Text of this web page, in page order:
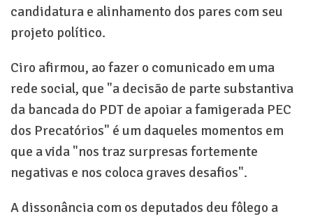
candidatura e alinhamento dos pares com seu
projeto político.
Ciro afirmou, ao fazer o comunicado em uma
rede social, que "a decisão de parte substantiva
da bancada do PDT de apoiar a famigerada PEC
dos Precatórios" é um daqueles momentos em
que a vida "nos traz surpresas fortemente
negativas e nos coloca graves desafios".
A dissonância com os deputados deu fôlego a